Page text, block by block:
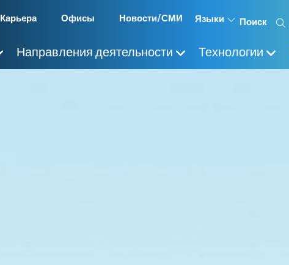
Карьера Офисы Новости/СМИ Языки
Направления деятельности Технологии